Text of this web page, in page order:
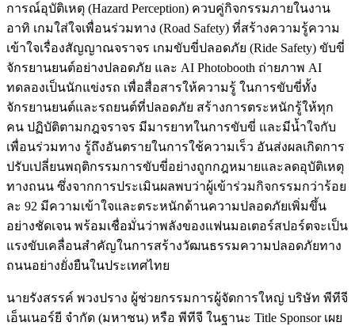
การณ์อุบัติเหตุ (Hazard Perception) ควบคู่กิจกรรมภายในงาน
อาทิ เกมใส่ใจเพื่อนร่วมทาง (Road Safety) ที่สร้างความรู้ความ
เข้าใจเรื่องสัญญาณจราจร เกมขับขี่ปลอดภัย (Ride Safety) ขับขี่
จักรยานยนต์อย่างปลอดภัย และ AI Photobooth ถ่ายภาพ AI
ทดลองเป็นนักแข่งรถ เพื่อสื่อสารให้ความรู้ ในการขับขี่ทั้ง
จักรยานยนต์และรถยนต์ที่ปลอดภัย สร้างการตระหนักรู้ให้ทุก
คน ปฏิบัติตามกฎจราจร มีมารยาทในการขับขี่ และมีน้ำใจกับ
เพื่อนร่วมทาง รู้ถึงอันตรายในการใช้ความเร็ว อันส่งผลเกิดการ
ปรับเปลี่ยนพฤติกรรมการขับขี่อย่างถูกกฎหมายและลดอุบัติเหตุ
ทางถนน ซึ่งจากการประเมินผลพบว่าผู้เข้าร่วมกิจกรรมกว่าร้อย
ละ 92 มีความเข้าใจและตระหนักด้านความปลอดภัยเพิ่มขึ้น
อย่างชัดเจน พร้อมเชื่อมั่นว่าพลังของแฟนมอเตอร์สปอร์ตจะเป็น
แรงขับเคลื่อนสำคัญในการสร้างวัฒนธรรมความปลอดภัยทาง
ถนนอย่างยั่งยืนในประเทศไทย
นายรังสรรค์ พวงปราง ผู้ช่วยกรรมการผู้จัดการใหญ่ บริษัท พีทีจี
เอ็นเนอร์ยี จำกัด (มหาชน) หรือ พีทีจี ในฐานะ Title Sponsor เผย